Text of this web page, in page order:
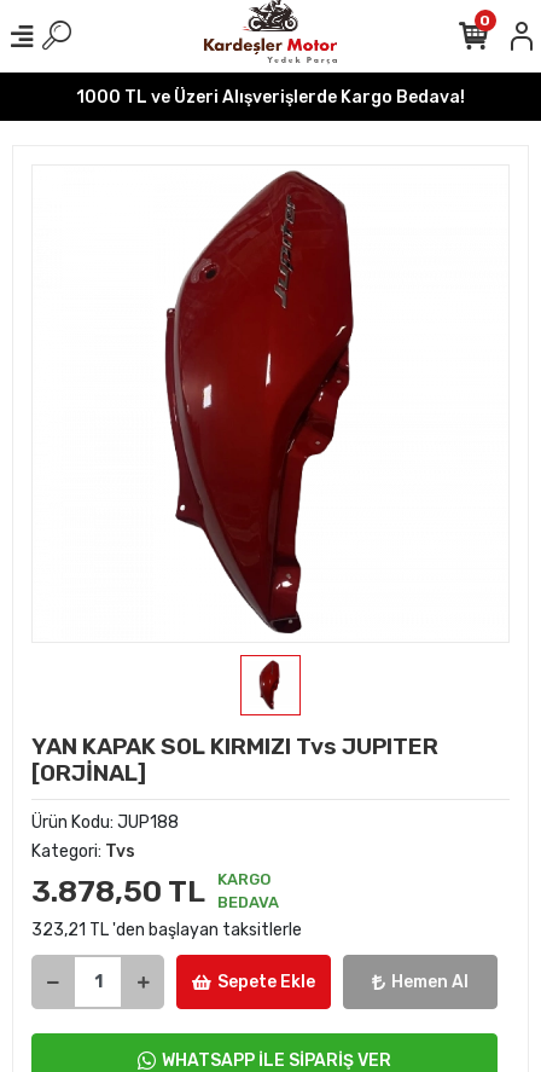
1000 TL ve Üzeri Alışverişlerde Kargo Bedava!
0
YAN KAPAK SOL KIRMIZI Tvs JUPITER
[ORJİNAL]
Ürün Kodu: JUP188
Kategori: Tvs
3.878,50 TL
KARGO
BEDAVA
323,21 TL 'den başlayan taksitlerle
Sepete Ekle Hemen Al
WHATSAPP İLE SİPARİŞ VER